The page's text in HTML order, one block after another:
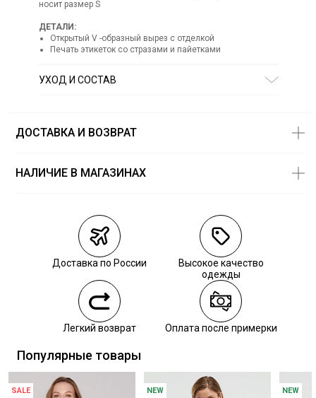
носит размер S
ДЕТАЛИ:
Открытый V -образный вырез с отделкой
Печать этикеток со стразами и пайетками
УХОД И СОСТАВ
ХИМИЧЕСКАЯ ЧИСТКА:
СУШКА:барабанная сушка запрещена
ДОСТАВКА И ВОЗВРАТ
Курьерская доставка СДЭК
Самовывоз из пункта выдачи СДЭК
Самовывоз из наших магазинов
Курьерская доставка СДЭК
Самовывоз из пункта выдачи СДЭК
НАЛИЧИЕ В МАГАЗИНАХ
Доставка по России
Высокое качество
одежды
Легкий возврат Оплата после примерки
Популярные товары
SALE NEW NEW